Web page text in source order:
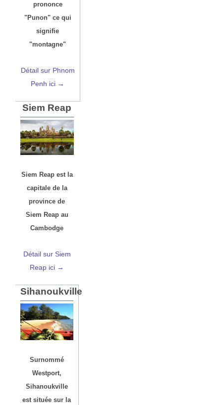
prononce
"Punon" ce qui
signifie
"montagne"
Détail sur Phnom
Penh ici →
Siem Reap
Siem Reap est la
capitale de la
province de
Siem Reap au
Cambodge
Détail sur Siem
Reap ici →
Sihanoukville
Surnommé
Westport,
Sihanoukville
est située sur la